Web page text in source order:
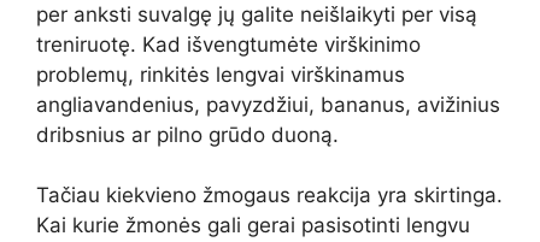
per anksti suvalgę jų galite neišlaikyti per visą
treniruotę. Kad išvengtumėte virškinimo
problemų, rinkitės lengvai virškinamus
angliavandenius, pavyzdžiui, bananus, avižinius
dribsnius ar pilno grūdo duoną.
Tačiau kiekvieno žmogaus reakcija yra skirtinga.
Kai kurie žmonės gali gerai pasisotinti lengvu